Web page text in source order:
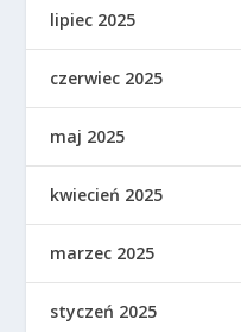
lipiec 2025
czerwiec 2025
maj 2025
kwiecień 2025
marzec 2025
styczeń 2025